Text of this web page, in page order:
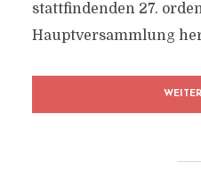
stattfindenden 27.
Hauptversammlung